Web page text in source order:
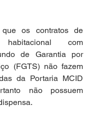
os contratos de
habitacional com
de Garantia por
(FGTS) não fazem
da Portaria MCID
não possuem